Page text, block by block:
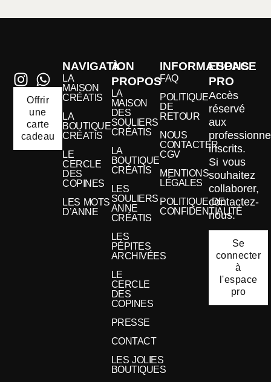
Offrir
une
carte
cadeau
NAVIGATION
LA
MAISON
CRÉATIS
LA
BOUTIQUE
CRÉATIS
LE
CERCLE
DES
COPINES
LES MOTS
D’ANNE
À
PROPOS
LA
MAISON
DES
SOULIERS
CRÉATIS
LA
BOUTIQUE
CRÉATIS
LES
SOULIERS
ANNE
CRÉATIS
LES
PÉPITES
ARCHIVÉES
LE
CERCLE
DES
COPINES
PRESSE
CONTACT
LES JOLIES
BOUTIQUES
INFORMATIONS
FAQ
POLITIQUE
DE
RETOUR
NOUS
CONTACTER
CGV
MENTIONS
LÉGALES
POLITIQUE DE
CONFIDENTIALITÉ
ESPACE
PRO
Accès
réservé
aux
inscrits.
Si vous
souhaitez
collaborer,
contactez-
nous.
Se
connecter
à
l'espace
pro